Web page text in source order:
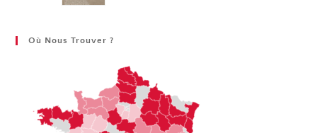
Où Nous Trouver ?